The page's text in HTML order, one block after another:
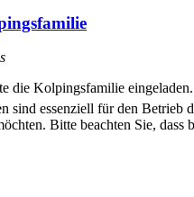
die Kolpingsfamilie
essenziell für den
Bitte beachten Sie,